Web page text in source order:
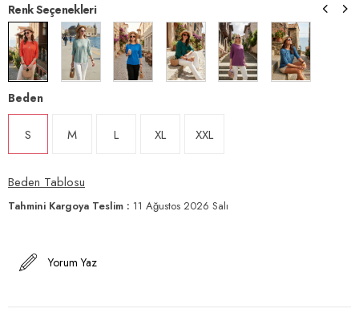
Renk Seçenekleri
Beden
S M L XL XXL
Beden Tablosu
Tahmini Kargoya Teslim : 11 Ağustos 2026 Salı
Yorum Yaz